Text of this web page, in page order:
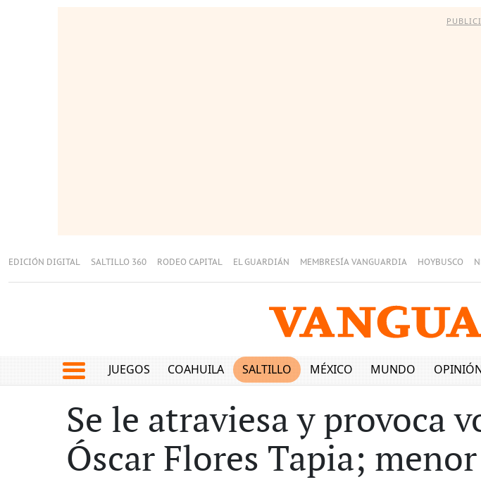
EDICIÓN DIGITAL SALTILLO 360 RODEO CAPITAL EL GUARDIÁN MEMBRESÍA VANGUARDIA HOYBUSCO
JUEGOS COAHUILA SALTILLO MÉXICO MUNDO
Se le atraviesa y provoca
Óscar Flores Tapia;